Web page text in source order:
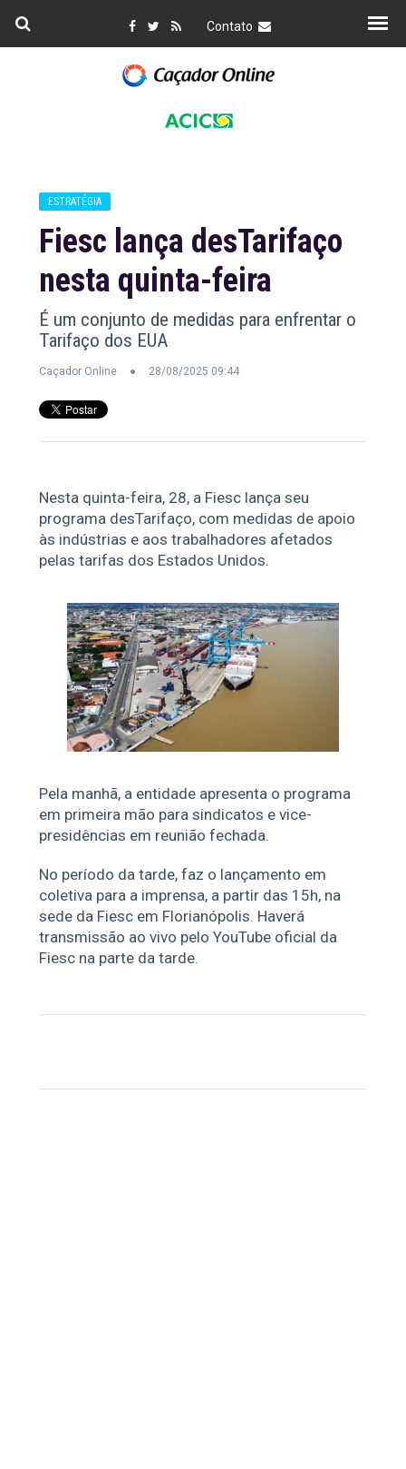
Contato
ESTRATÉGIA
Fiesc lança desTarifaço
nesta quinta-feira
É um conjunto de medidas para enfrentar o
Tarifaço dos EUA
Caçador Online 28/08/2025 09:44
Nesta quinta-feira, 28, a Fiesc lança seu
programa desTarifaço, com medidas de apoio
às indústrias e aos trabalhadores afetados
pelas tarifas dos Estados Unidos.
Pela manhã, a entidade apresenta o programa
em primeira mão para sindicatos e vice-
presidências em reunião fechada.
No período da tarde, faz o lançamento em
coletiva para a imprensa, a partir das 15h, na
sede da Fiesc em Florianópolis. Haverá
transmissão ao vivo pelo YouTube oficial da
Fiesc na parte da tarde.